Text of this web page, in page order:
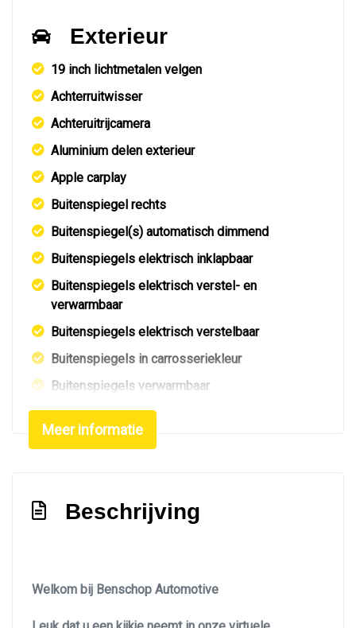
Exterieur
19 inch lichtmetalen velgen
Achterruitwisser
Achteruitrijcamera
Aluminium delen exterieur
Apple carplay
Buitenspiegel rechts
Buitenspiegel(s) automatisch dimmend
Buitenspiegels elektrisch inklapbaar
Buitenspiegels elektrisch verstel- en
verwarmbaar
Buitenspiegels elektrisch verstelbaar
Buitenspiegels in carrosseriekleur
Buitenspiegels verwarmbaar
Centrale vergrendeling
Centrale vergrendeling met afstandsbediening
Elektrisch bedienbare achterklep
Meer informatie
Beschrijving
Welkom bij Benschop Automotive